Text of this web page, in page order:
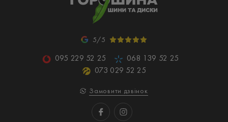
5/5
095 229 52 25
068 139 52 25
073 029 52 25
Замовити дзвінок